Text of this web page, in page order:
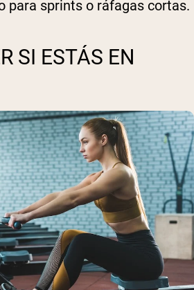
para sprints o ráfagas cortas.
SI ESTÁS EN